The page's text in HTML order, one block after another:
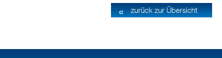
zurück zur Übersicht